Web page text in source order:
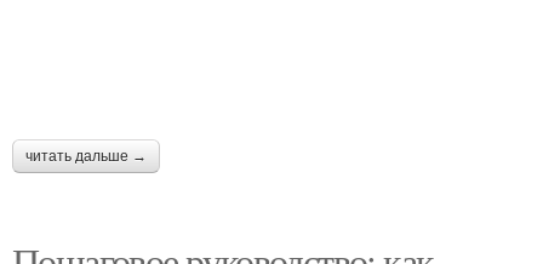
читать дальше →